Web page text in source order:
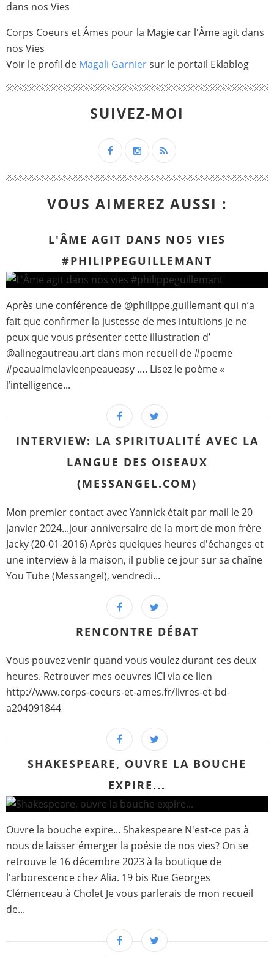
Corps Coeurs et Âmes pour la Magie car l'Âme agit dans
nos Vies
Voir le profil de Magali Garniersur le portail Eklablog
SUIVEZ-MOI
VOUS AIMEREZ AUSSI :
L'ÂME AGIT DANS NOS VIES
#PHILIPPEGUILLEMANT
Après une conférence de @philippe.guillemant qui n’a
fait que confirmer la justesse de mes intuitions je ne
peux que vous présenter cette illustration d’
@alinegautreau.art dans mon recueil de #poeme
#peauaimelavieenpeaueasy …. Lisez le poème «
l’intelligence...
INTERVIEW: LA SPIRITUALITÉ AVEC LA
LANGUE DES OISEAUX
(MESSANGEL.COM)
Mon premier contact avec Yannick était par mail le 20
janvier 2024...jour anniversaire de la mort de mon frère
Jacky (20-01-2016) Après quelques heures d'échanges et
une interview à la maison, il publie ce jour sur sa chaîne
You Tube (Messangel), vendredi...
RENCONTRE DÉBAT
Vous pouvez venir quand vous voulez durant ces deux
heures. Retrouver mes oeuvres ICI via ce lien
http://www.corps-coeurs-et-ames.fr/livres-et-bd-
a204091844
SHAKESPEARE, OUVRE LA BOUCHE
EXPIRE...
Ouvre la bouche expire... Shakespeare N'est-ce pas à
nous de laisser émerger la poésie de nos vies? On se
retrouve le 16 décembre 2023 à la boutique de
l'arborescence chez Alia. 19 bis Rue Georges
Clémenceau à Cholet Je vous parlerais de mon recueil
de...